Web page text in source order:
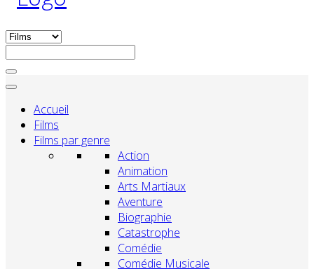
Accueil
Films
Films par genre
Action
Animation
Arts Martiaux
Aventure
Biographie
Catastrophe
Comédie
Comédie Musicale